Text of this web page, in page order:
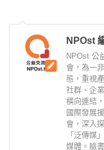
NPOst
NPOst 公
會，為一
態，重視
社群、企
橫向連結
國際發展
會，深入
「泛傳媒
媒體。臉